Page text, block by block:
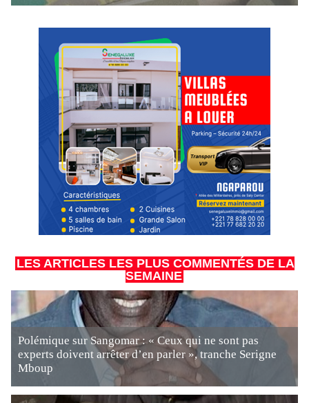
LES ARTICLES LES PLUS COMMENTÉS DE LA
SEMAINE
Polémique sur Sangomar : « Ceux qui ne sont pas
experts doivent arrêter d’en parler », tranche Serigne
Mboup